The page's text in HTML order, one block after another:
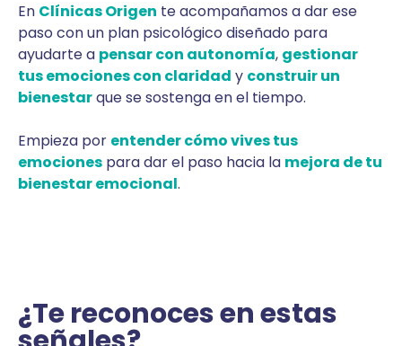
En Clínicas Origen te acompañamos a dar ese
paso con un plan psicológico diseñado para
ayudarte a pensar con autonomía, gestionar
tus emociones con claridad y construir un
bienestarque se sostenga en el tiempo.
Empieza por entender cómo vives tus
emociones para dar el paso hacia la mejora de tu
bienestar emocional.
¿Te reconoces en estas